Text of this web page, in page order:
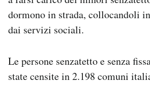
dormono in strada, collocandoli
dai servizi sociali.
Le persone senzatetto e senza
state censite in 2.198 comuni